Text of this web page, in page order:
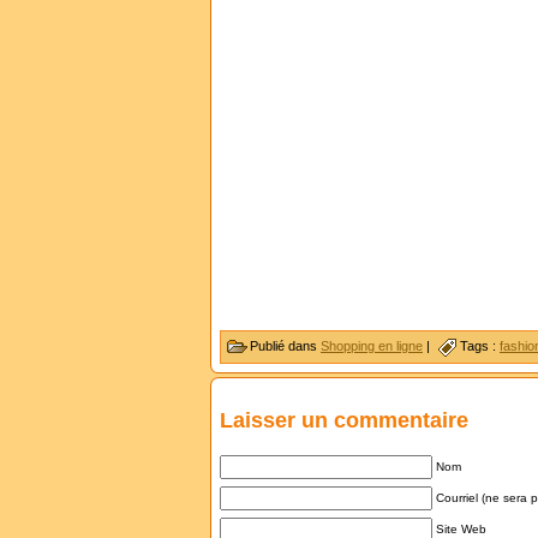
Publié dans Shopping en ligne | Tags :
Laisser un commentaire
Nom
Courriel (ne sera
Site Web